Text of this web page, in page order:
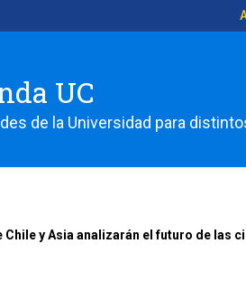
UC
de la Universidad para
y Asia analizarán el futuro de las